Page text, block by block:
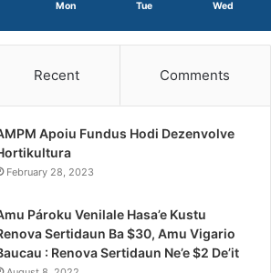
Mon Tue Wed
Recent Comments
Apoiu Fundus Hodi Dezenvolve
February 28, 2023
Pároku Venilale Hasa’e Kustu
Sertidaun Ba $30, Amu Vigario
: Renova Sertidaun Ne’e $2 De’it